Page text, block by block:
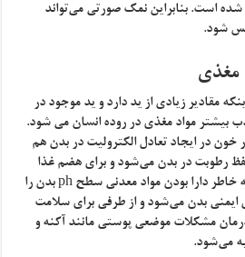
است. بنابراین نمک صورتی می‌تواند
شود.
مغذی
مقادیر زیادی از ید دارد و ید موجود در
بیشتر مواد مغذی در روده انسان می شود.
در ایجاد تعادل الکترولیت در بدن هم
رطوبت در بدن می‌شود و برای هضم غذا
هم مفید است .نمک صورتی به خاطر دارا بودن مواد معدنی سطح ph بدن را
ایمنی بدن می‌شود و از طرفی برای سلامت
مشکلات موضعی پوستی مانند آکنه و
می‌شود.